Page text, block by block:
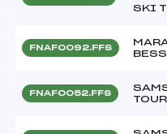
SKI
FNAF0092.FFS
FNAF0052.FFS